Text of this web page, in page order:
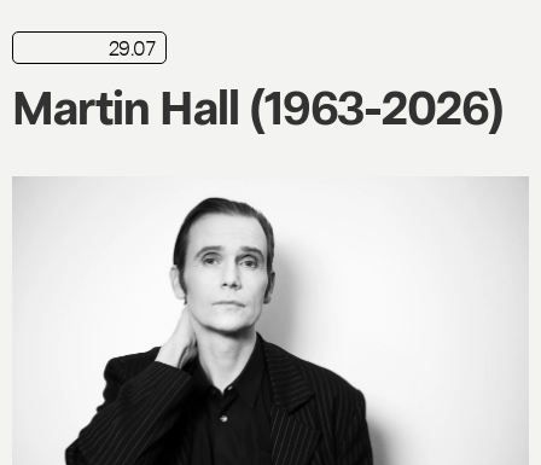
29.07
Martin Hall (1963-2026)